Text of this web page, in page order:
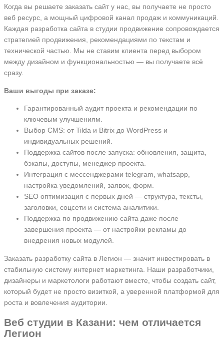
Когда вы решаете заказать сайт у нас, вы получаете не просто
веб ресурс, а мощный цифровой канал продаж и коммуникаций.
Каждая разработка сайта в студии продвижение сопровождается
стратегией продвижения, рекомендациями по текстам и
технической частью. Мы не ставим клиента перед выбором
между дизайном и функциональностью — вы получаете всё
сразу.
Ваши выгоды при заказе:
Гарантированный аудит проекта и рекомендации по
ключевым улучшениям.
Выбор CMS: от Tilda и Bitrix до WordPress и
индивидуальных решений.
Поддержка сайтов после запуска: обновления, защита,
бэкапы, доступы, менеджер проекта.
Интеграция с мессенджерами telegram, whatsapp,
настройка уведомлений, заявок, форм.
SEO оптимизация с первых дней — структура, тексты,
заголовки, соцсети и система аналитики.
Поддержка по продвижению сайта даже после
завершения проекта — от настройки рекламы до
внедрения новых модулей.
Заказать разработку сайта в Легион — значит инвестировать в
стабильную систему интернет маркетинга. Наши разработчики,
дизайнеры и маркетологи работают вместе, чтобы создать сайт,
который будет не просто визиткой, а уверенной платформой для
роста и вовлечения аудитории.
Веб студии в Казани: чем отличается
Легион